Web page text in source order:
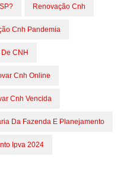
Renovação Cnh
Cnh Pandemia
CNH
Cnh Online
Cnh Vencida
Da Fazenda E Planejamento
Ipva 2024